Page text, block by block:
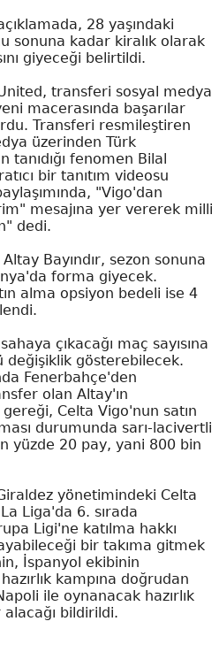
28 yaşındaki
sonuna kadar kiralık olarak
giyeceği belirtildi.
transferi sosyal medya
macerasında başarılar
Transferi resmileştiren
üzerinden Türk
tanıdığı fenomen Bilal
bir tanıtım videosu
"Vigo'dan
mesajına yer vererek milli
dedi.
Bayındır, sezon sonuna
forma giyecek.
alma opsiyon bedeli ise 4
çıkacağı maç sayısına
değişiklik gösterebilecek.
Fenerbahçe'den
olan Altay'ın
Celta Vigo'nun satın
durumunda sarı-lacivertli
yüzde 20 pay, yani 800 bin
yönetimindeki Celta
Liga'da 6. sırada
Ligi'ne katılma hakkı
bir takıma gitmek
İspanyol ekibinin
kampına doğrudan
ile oynanacak hazırlık
bildirildi.